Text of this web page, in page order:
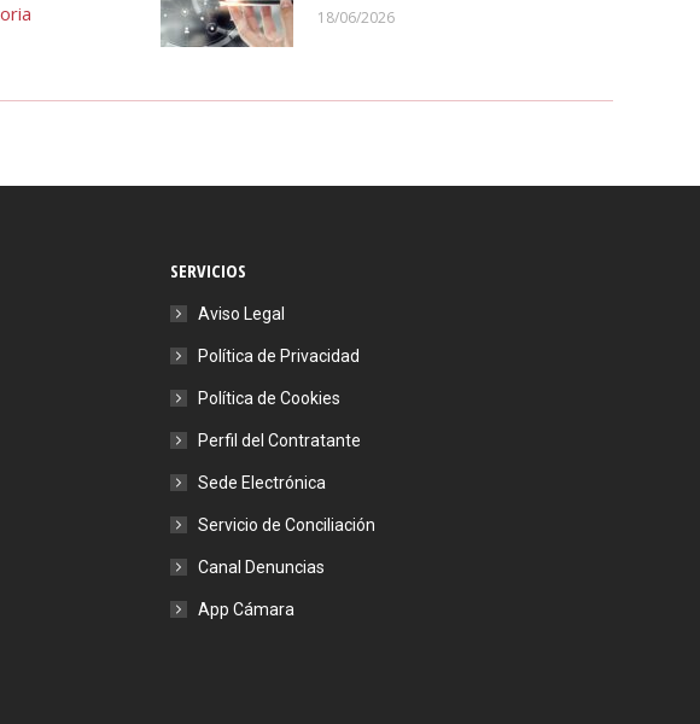
18/06/2026
SERVICIOS
Aviso Legal
Política de Privacidad
Política de Cookies
Perfil del Contratante
Sede Electrónica
Servicio de Conciliación
Canal Denuncias
App Cámara